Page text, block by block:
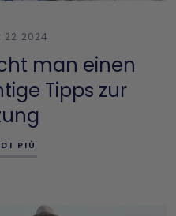
22 2024
man einen
Tipps zur
PIÙ